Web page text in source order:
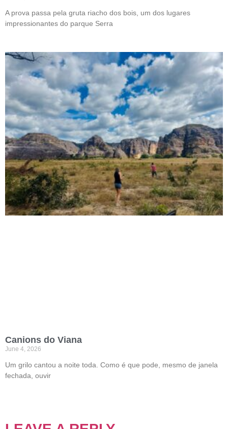
A prova passa pela gruta riacho dos bois, um dos lugares
impressionantes do parque Serra
Canions do Viana
June 4, 2026
Um grilo cantou a noite toda. Como é que pode, mesmo de janela
fechada, ouvir